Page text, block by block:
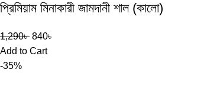
প্রিমিয়াম মিনাকারী জামদানী শাল (কালো)
1,290৳ 840৳
Add to Cart
-35%